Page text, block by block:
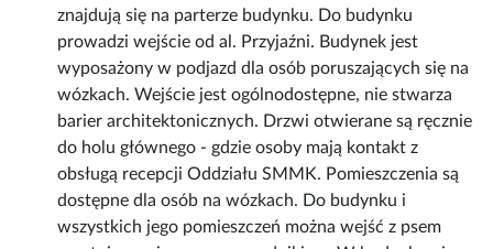
znajdują się na parterze budynku. Do budynku
prowadzi wejście od al. Przyjaźni. Budynek jest
wyposażony w podjazd dla osób poruszających się na
wózkach. Wejście jest ogólnodostępne, nie stwarza
barier architektonicznych. Drzwi otwierane są ręcznie
do holu głównego - gdzie osoby mają kontakt z
obsługą recepcji Oddziału SMMK. Pomieszczenia są
dostępne dla osób na wózkach. Do budynku i
wszystkich jego pomieszczeń można wejść z psem